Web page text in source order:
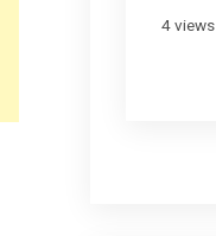
4 views